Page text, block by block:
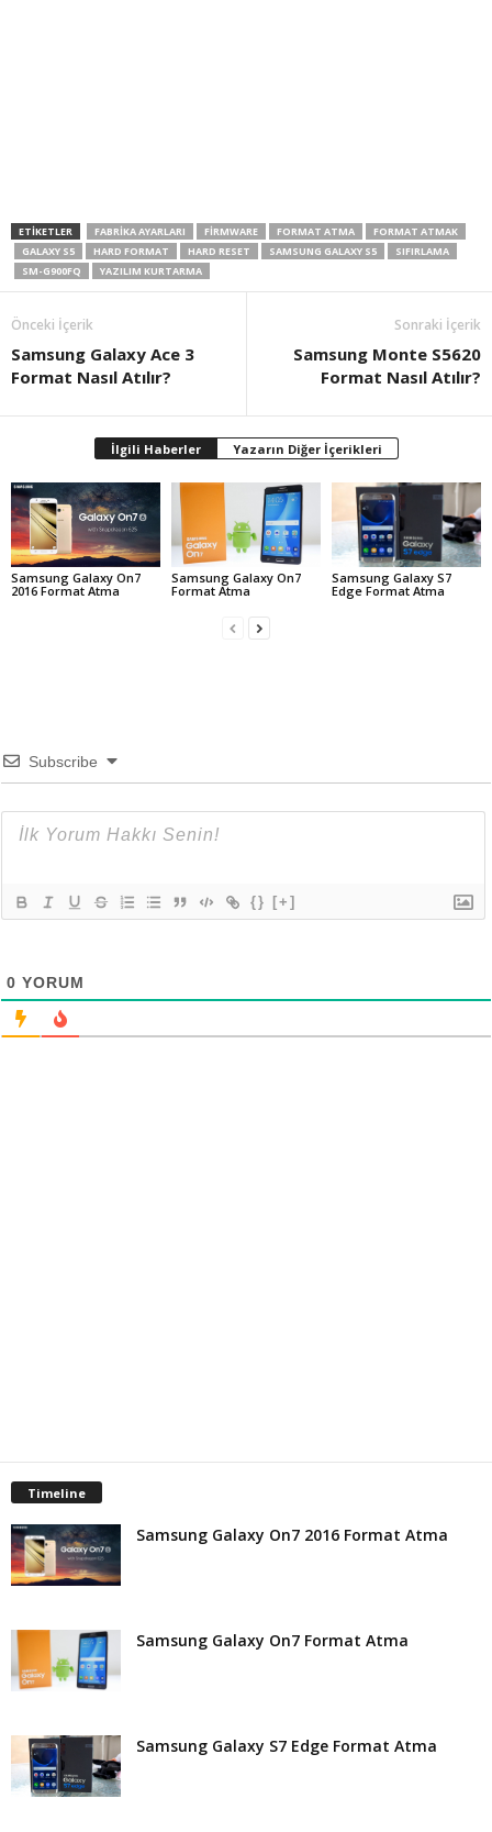
ETIKETLER FABRIKA AYARLARI FIRMWARE FORMAT ATMA
FORMAT ATMAK
GALAXY S5
HARD FORMAT HARD RESET SAMSUNG GALAXY S5
SIFIRLAMA
SM-G900FQ
YAZILIM KURTARMA
Önceki İçerik
Samsung Galaxy Ace 3
Format Nasıl Atılır?
Sonraki İçerik
Samsung Monte S5620
Format Nasıl Atılır?
İlgili Haberler Yazarın Diğer İçerikleri
Samsung Galaxy On7
2016 Format Atma
Samsung Galaxy On7
Format Atma
Samsung Galaxy S7
Edge Format Atma
Subscribe
{} [+]
0 YORUM
Timeline
Samsung Galaxy On7 2016 Format Atma
Samsung Galaxy On7 Format Atma
Samsung Galaxy S7 Edge Format Atma